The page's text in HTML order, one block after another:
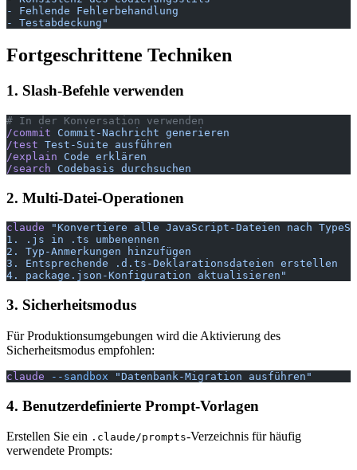
- Fehlende Fehlerbehandlung
- Testabdeckung"
Fortgeschrittene Techniken
1. Slash-Befehle verwenden
# In der Konversation verwenden
/commit Commit-Nachricht generieren
/test Test-Suite ausführen
/explain Code erklären
/search Codebasis durchsuchen
2. Multi-Datei-Operationen
claude "Konvertiere alle JavaScript-Dateien nach
1. .js in .ts umbenennen
2. Typ-Anmerkungen hinzufügen
3. Entsprechende .d.ts-Deklarationsdateien erstellen
4. package.json-Konfiguration aktualisieren"
3. Sicherheitsmodus
Für Produktionsumgebungen wird die Aktivierung des
Sicherheitsmodus empfohlen:
claude --sandbox "Datenbank-Migration ausführen"
4. Benutzerdefinierte Prompt-Vorlagen
Erstellen Sie ein .claude/prompts-Verzeichnis für häufig
verwendete Prompts: